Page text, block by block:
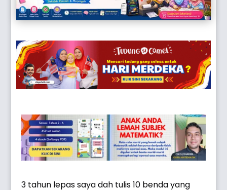
3 tahun lepas saya dah tulis 10 benda yang